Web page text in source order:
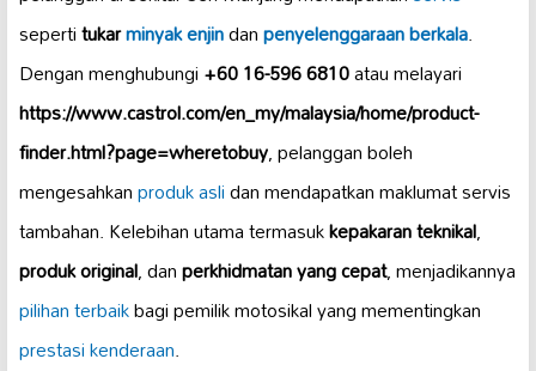
sepertitukarminyak enjindanpenyelenggaraan berkala.
Dengan menghubungi+60 16-596 6810atau melayari
https://www.castrol.com/en_my/malaysia/home/product-
finder.html?page=wheretobuy, pelanggan boleh
mengesahkanproduk aslidan mendapatkan maklumat servis
tambahan. Kelebihan utama termasukkepakaran teknikal,
produk original, danperkhidmatan yang cepat, menjadikannya
pilihan terbaikbagi pemilik motosikal yang mementingkan
prestasi kenderaan.